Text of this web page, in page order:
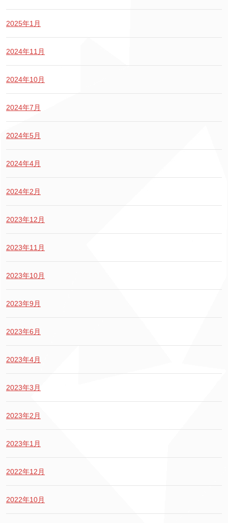
2025年1月
2024年11月
2024年10月
2024年7月
2024年5月
2024年4月
2024年2月
2023年12月
2023年11月
2023年10月
2023年9月
2023年6月
2023年4月
2023年3月
2023年2月
2023年1月
2022年12月
2022年10月